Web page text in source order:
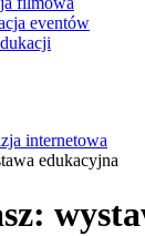
eventów
edukacyjna